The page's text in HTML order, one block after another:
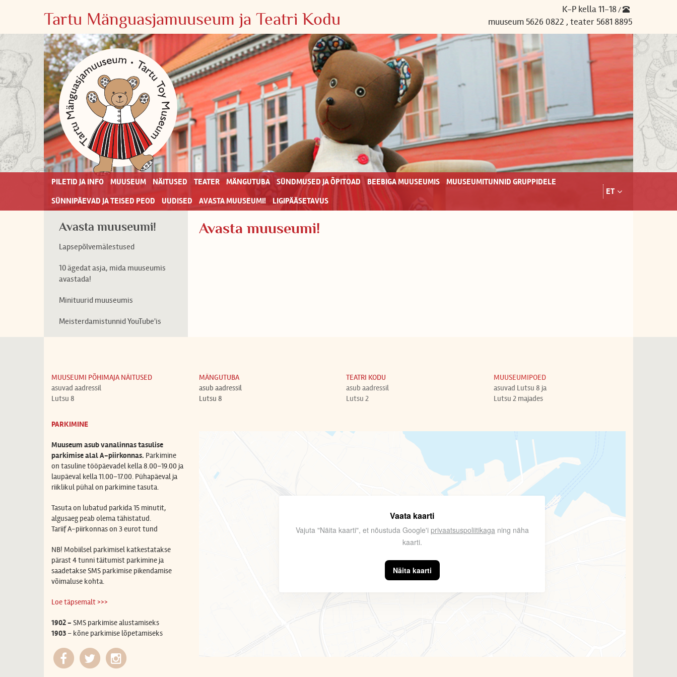
Tartu Mänguasjamuuseum ja Teatri Kodu
K-P kella 11-18/
muuseum 5626 0822 , teater 5681 8895
PILETID JA INFO MUUSEUM NÄITUSED TEATER MÄNGUTUBA SÜNDMUSED JA ÕPITOAD BEEBIGA MUUSEUMIS
MUUSEUMITUNNID GRUPPIDELE
SÜNNIPÄEVAD JA TEISED PEOD
UUDISED AVASTA MUUSEUMI! LIGIPÄÄSETAVUS
ET
Avasta muuseumi!
Lapsepõlvemälestused
10 ägedat asja, mida muuseumis
avastada!
Minituurid muuseumis
Meisterdamistunnid YouTube'is
Avasta muuseumi!
MUUSEUMI PÕHIMAJA NÄITUSED
asuvad aadressil
Lutsu 8
MÄNGUTUBA
asub aadressil
Lutsu 8
MUUSEUMIPOED
asuvad Lutsu 8 ja
Lutsu 2 majades
TEATRI KODU
asub aadressil
Lutsu 2
Vaata kaarti
Vajuta "Näita kaarti", et nõustuda Google'i privaatsuspoliitikaganing näha
kaarti.
Näita kaarti
PARKIMINE
Muuseum asub vanalinnas tasulise
parkimise alal A-piirkonnas. Parkimine
on tasulinetööpäevadel kella 8.00–19.00 ja
laupäeval kella 11.00–17.00. Pühapäeval ja
riiklikul pühal on parkimine tasuta.
Tasuta on lubatud parkida 15 minutit,
algusaeg peab olema tähistatud.
Tariif A-piirkonnas on 3 eurot tund
NB! Mobiilsel parkimisel katkestatakse
pärast 4 tunni täitumist parkimine ja
saadetakse SMS parkimise pikendamise
võimaluse kohta.
Loe täpsemalt >>>
1902 - SMS parkimise alustamiseks
1903 – kõne parkimise lõpetamiseks